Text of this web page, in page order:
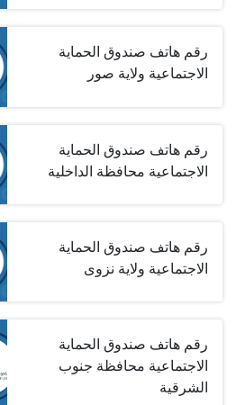
رقم هاتف صندوق الحماية
الاجتماعية ولاية صور
رقم هاتف صندوق الحماية
الاجتماعية محافظة الداخلية
رقم هاتف صندوق الحماية
الاجتماعية ولاية نزوى
رقم هاتف صندوق الحماية
الاجتماعية محافظة جنوب
الشرقية